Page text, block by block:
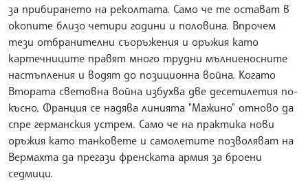
за прибирането на реколтата. Само че те остават в
окопите близо четири години и половина. Впрочем
тези отбранителни съоръжения и оръжия като
картечниците правят много трудни мълниеносните
настъпления и водят до позиционна война. Когато
Втората световна война избухва две десетилетия по-
късно, Франция се надява линията "Мажино" отново да
спре германския устрем. Само че на практика нови
оръжия като танковете и самолетите позволяват на
Вермахта да прегази френската армия за броени
седмици.